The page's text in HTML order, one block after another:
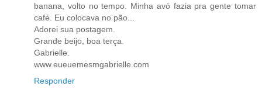
banana, volto no tempo. Minha avó fazia pra gente tomar
café. Eu colocava no pão...
Adorei sua postagem.
Grande beijo, boa terça.
Gabrielle.
www.eueuemesmgabrielle.com
Responder